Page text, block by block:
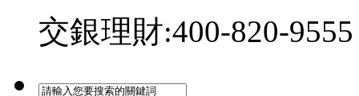
交銀理財:400-820-9555